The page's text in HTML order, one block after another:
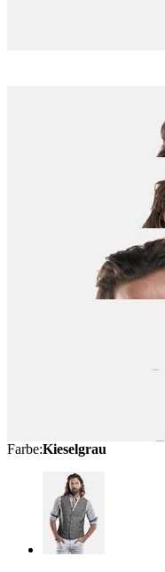
Farbe:Kieselgrau